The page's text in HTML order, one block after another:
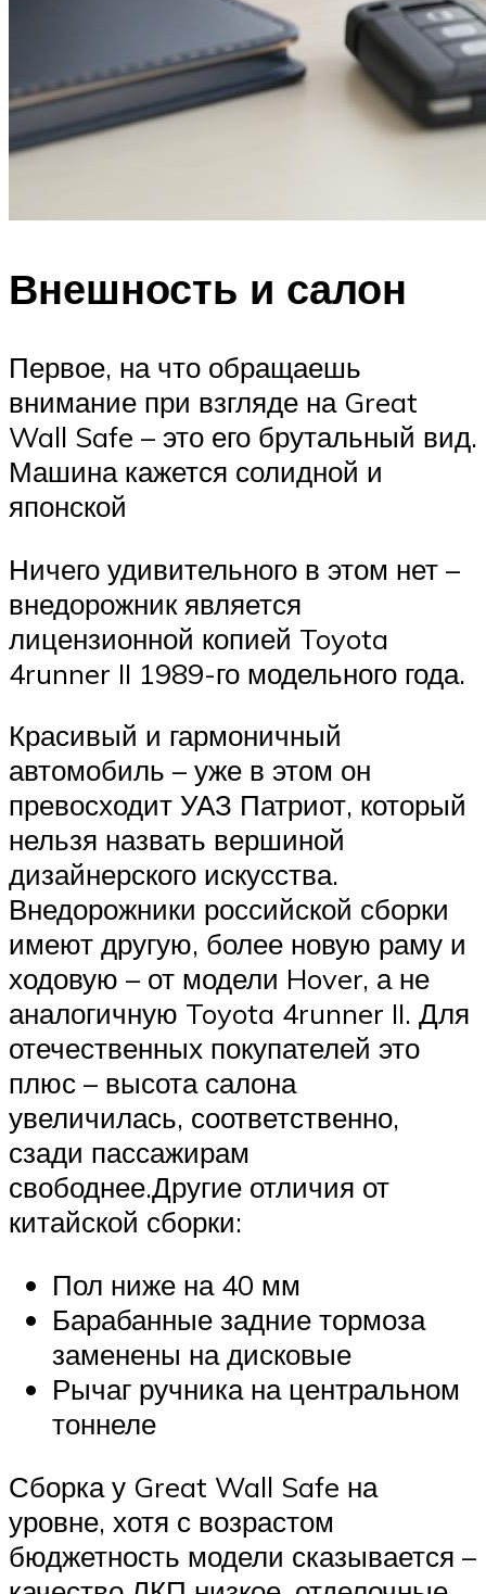
Внешность и салон
Первое, на что обращаешь
внимание при взгляде на Great
Wall Safe – это его брутальный вид.
Машина кажется солидной и
японской
Ничего удивительного в этом нет –
внедорожник является
лицензионной копией Toyota
4runner II 1989-го модельного года.
Красивый и гармоничный
автомобиль – уже в этом он
превосходит УАЗ Патриот, который
нельзя назвать вершиной
дизайнерского искусства.
Внедорожники российской сборки
имеют другую, более новую раму и
ходовую – от модели Hover, а не
аналогичную Toyota 4runner II. Для
отечественных покупателей это
плюс – высота салона
увеличилась, соответственно,
сзади пассажирам
свободнее.Другие отличия от
китайской сборки:
Пол ниже на 40 мм
Барабанные задние тормоза
заменены на дисковые
Рычаг ручника на центральном
тоннеле
Сборка у Great Wall Safe на
уровне, хотя с возрастом
бюджетность модели сказывается –